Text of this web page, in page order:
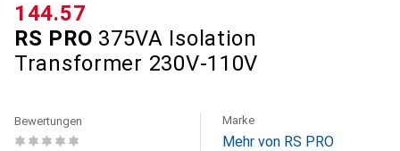
RS PRO 375VA Isolation
Transformer 230V-110V
CHF
144.57
Bewertungen Marke
Mehr von RS PRO